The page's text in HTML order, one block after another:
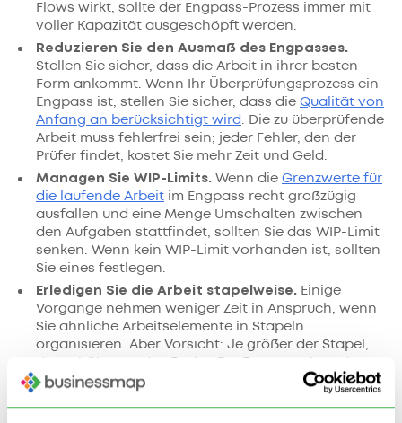
Flows wirkt, sollte der Engpass-Prozess immer mit
voller Kapazität ausgeschöpft werden.
Reduzieren Sie den Ausmaß des Engpasses.
Stellen Sie sicher, dass die Arbeit in ihrer besten
Form ankommt. Wenn Ihr Überprüfungsprozess ein
Engpass ist, stellen Sie sicher, dass die Qualität von
Anfang an berücksichtigt wird
. Die zu überprüfende
Arbeit muss fehlerfrei sein; jeder Fehler, den der
Prüfer findet, kostet Sie mehr Zeit und Geld.
Managen Sie WIP-Limits. Wenn die Grenzwerte für
die laufende Arbeit im Engpass recht großzügig
ausfallen und eine Menge Umschalten zwischen
den Aufgaben stattfindet, sollten Sie das WIP-Limit
senken. Wenn kein WIP-Limit vorhanden ist, sollten
Sie eines festlegen.
Erledigen Sie die Arbeit stapelweise. Einige
Vorgänge nehmen weniger Zeit in Anspruch, wenn
Sie ähnliche Arbeitselemente in Stapeln
organisieren. Aber Vorsicht: Je größer der Stapel,
desto höher ist das Risiko. Die Faustregel ist, dass
ein kleinerer Stapel immer besser ist, aber in der